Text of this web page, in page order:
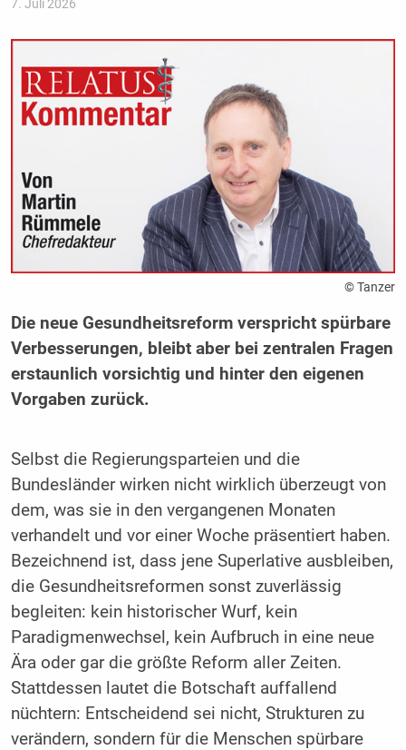
7. Juli 2026
© Tanzer
Die neue Gesundheitsreform verspricht spürbare
Verbesserungen, bleibt aber bei zentralen Fragen
erstaunlich vorsichtig und hinter den eigenen
Vorgaben zurück.
Selbst die Regierungsparteien und die
Bundesländer wirken nicht wirklich überzeugt von
dem, was sie in den vergangenen Monaten
verhandelt und vor einer Woche präsentiert haben.
Bezeichnend ist, dass jene Superlative ausbleiben,
die Gesundheitsreformen sonst zuverlässig
begleiten: kein historischer Wurf, kein
Paradigmenwechsel, kein Aufbruch in eine neue
Ära oder gar die größte Reform aller Zeiten.
Stattdessen lautet die Botschaft auffallend
nüchtern: Entscheidend sei nicht, Strukturen zu
verändern, sondern für die Menschen spürbare